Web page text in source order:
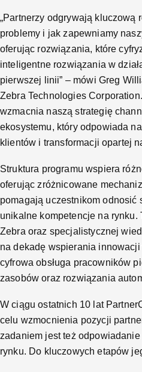
„Partnerzy odgrywają kluczową
problemy i jak zapewniamy
oferując rozwiązania, które
inteligentne rozwiązania w
pierwszej linii” – mówi Greg
Zebra Technologies
wzmacnia naszą strategię
ekosystemu, który odpowiada
klientów i transformacji opartej
Struktura programu wspiera
oferując zróżnicowane
pomagają uczestnikom odnosić
unikalne kompetencje na rynku.
Zebra oraz specjalistycznej
na dekadę wspierania
cyfrowa obsługa pracowników
zasobów oraz rozwiązania
W ciągu ostatnich 10 lat
celu wzmocnienia pozycji
zadaniem jest też
rynku. Do kluczowych etapów